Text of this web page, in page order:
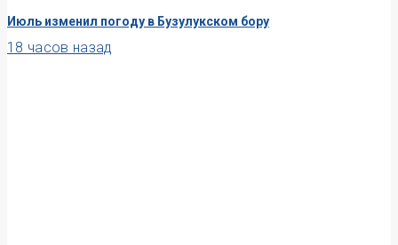
Июль изменил погоду в Бузулукском бору
18 часов назад